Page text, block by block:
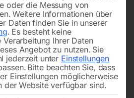
oder die Messung von
Weitere Informationen über
Daten finden Sie in unserer
. Es besteht keine
Ihrer Daten
Angebot zu nutzen. Sie
jederzeit unter Einstellungen
Bitte beachten Sie, dass
Einstellungen möglicherweise
der Website verfügbar sind.